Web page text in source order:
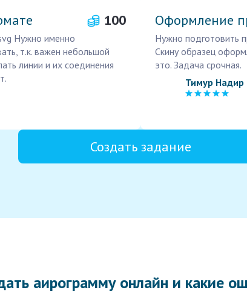
100
Нужно именно
т.к. важен небольшой
линии и их соединения
Оформление
Нужно подготовить
Скину образец
это. Задача срочная.
Тимур Надир
Создать задание
аирограмму онлайн и какие